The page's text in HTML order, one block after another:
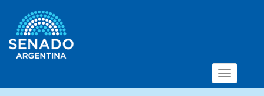
Toggle
navigation